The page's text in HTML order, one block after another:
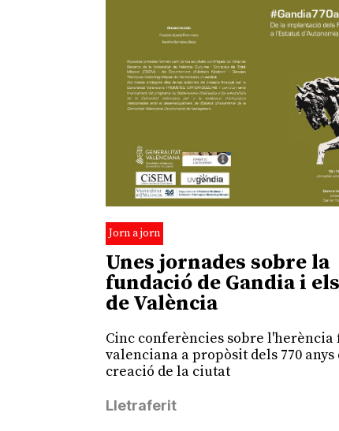
Jorn a jorn
Unes jornades sobre la
fundació de Gandia i
de València
Cinc conferències sobre
valenciana a propòsit dels 770 anys
creació de la ciutat
Lletraferit